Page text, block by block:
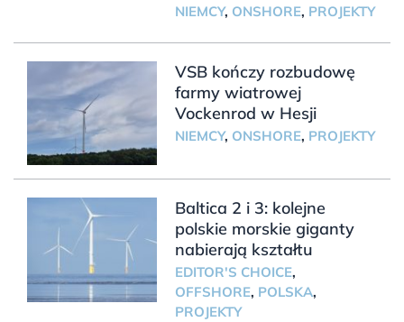
NIEMCY, ONSHORE, PROJEKTY
VSB kończy rozbudowę
farmy wiatrowej
Vockenrod w Hesji
NIEMCY, ONSHORE, PROJEKTY
Baltica 2 i 3: kolejne
polskie morskie giganty
nabierają kształtu
EDITOR'S CHOICE,
OFFSHORE, POLSKA,
PROJEKTY